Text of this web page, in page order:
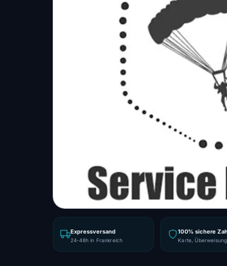
Expressversand
24-48h in Frankreich
100% sichere
Karte, Überweisung